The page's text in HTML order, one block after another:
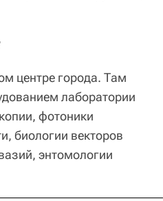
центре города. Там
лаборатории
фотоники
биологии векторов
энтомологии